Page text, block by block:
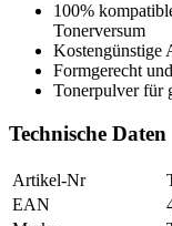
100%
Tonerversum
Kostengünstige
Formgerecht
Tonerpulver für
Technische Daten
Artikel-Nr
EAN